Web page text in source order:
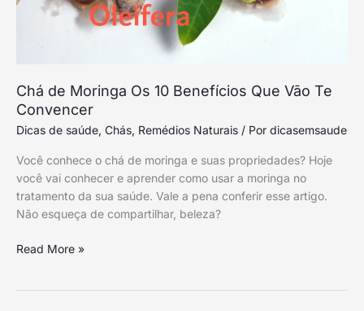
Chá de Moringa Os 10 Benefícios Que Vão Te
Convencer
Dicas de saúde, Chás, Remédios Naturais / Por dicasemsaude
Você conhece o chá de moringa e suas propriedades? Hoje
você vai conhecer e aprender como usar a moringa no
tratamento da sua saúde. Vale a pena conferir esse artigo.
Não esqueça de compartilhar, beleza?
Convencer
Read More »